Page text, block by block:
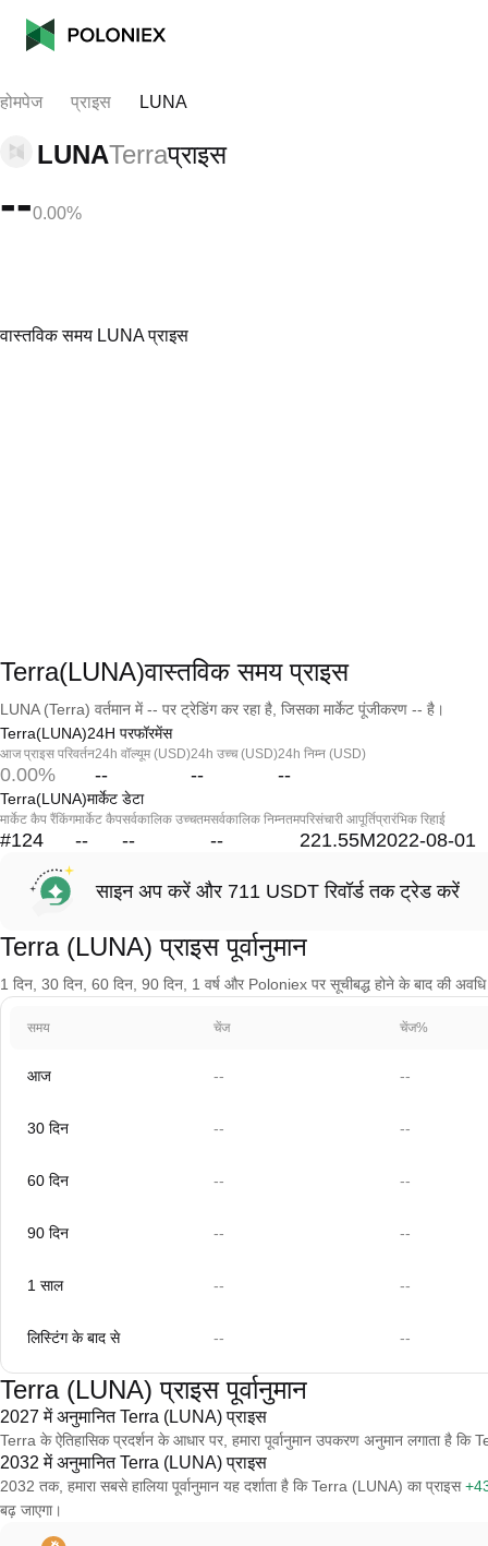
होमपेज प्राइस LUNA
LUNATerraप्राइस
--0.00%
वास्तविक समय LUNA प्राइस
Terra(LUNA)वास्तविक समय प्राइस
LUNA (Terra) वर्तमान में -- पर ट्रेडिंग कर रहा है, जिसका मार्केट पूंजीकरण -- है।
Terra(LUNA)24H परफॉरमेंस
आज प्राइस परिवर्तन
0.00%
24h वॉल्यूम (USD)
--
24h उच्च (USD)
--
24h निम्न (USD)
--
Terra(LUNA)मार्केट डेटा
मार्केट कैप रैंकिंग
#124
मार्केट कैप
--
सर्वकालिक उच्चतम
--
सर्वकालिक निम्नतम
--
परिसंचारी आपूर्ति
221.55M
प्रारंभिक रिहाई
2022-08-01
साइन अप करें और 711 USDT रिवॉर्ड तक ट्रेड करें
Terra (LUNA) प्राइस पूर्वानुमान
1 दिन, 30 दिन, 60 दिन, 90 दिन, 1 वर्ष और Poloniex पर सूचीबद्ध होने के बाद की
समय चेंज चेंज%
आज -- --
30 दिन -- --
60 दिन -- --
90 दिन -- --
1 साल -- --
लिस्टिंग के बाद से -- --
Terra (LUNA) प्राइस पूर्वानुमान
2027 में अनुमानित Terra (LUNA) प्राइस
Terra के ऐतिहासिक प्रदर्शन के आधार पर, हमारा पूर्वानुमान उपकरण अनुमान लगाता है
2032 में अनुमानित Terra (LUNA) प्राइस
2032 तक, हमारा सबसे हालिया पूर्वानुमान यह दर्शाता है कि Terra (LUNA) का प्राइस
बढ़ जाएगा।